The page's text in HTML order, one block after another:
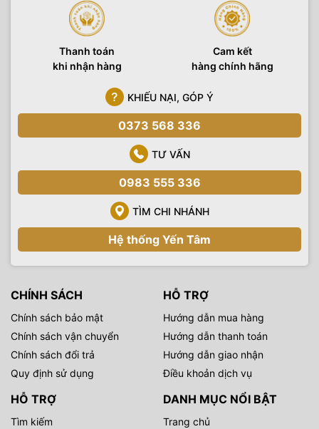
Thanh toán
khi nhận hàng
Cam kết
hàng chính hãng
KHIẾU NẠI, GÓP Ý
0373 568 336
TƯ VẤN
0983 555 336
TÌM CHI NHÁNH
Hệ thống Yến Tâm
CHÍNH SÁCH
Chính sách bảo mật
Chính sách vận chuyển
Chính sách đổi trả
Quy định sử dụng
HỖ TRỢ
Hướng dẫn mua hàng
Hướng dẫn thanh toán
Hướng dẫn giao nhận
Điều khoản dịch vụ
HỖ TRỢ
Tìm kiếm
DANH MỤC NỔI BẬT
Trang chủ